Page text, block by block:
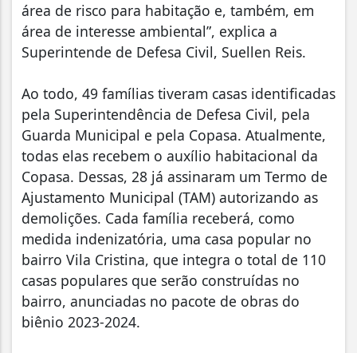
área de risco para habitação e, também, em
área de interesse ambiental”, explica a
Superintende de Defesa Civil, Suellen Reis.
Ao todo, 49 famílias tiveram casas identificadas
pela Superintendência de Defesa Civil, pela
Guarda Municipal e pela Copasa. Atualmente,
todas elas recebem o auxílio habitacional da
Copasa. Dessas, 28 já assinaram um Termo de
Ajustamento Municipal (TAM) autorizando as
demolições. Cada família receberá, como
medida indenizatória, uma casa popular no
bairro Vila Cristina, que integra o total de 110
casas populares que serão construídas no
bairro, anunciadas no pacote de obras do
biênio 2023-2024.